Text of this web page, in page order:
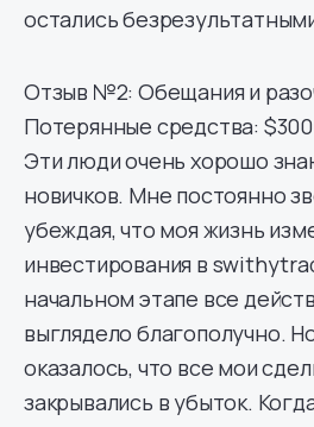
остались
Отзыв №2: Обещания и
Потерянные средства:
Эти люди очень хорошо
новичков. Мне постоянно
убеждая, что моя жизнь
инвестирования в
начальном этапе все
выглядело благополучно.
оказалось, что все мои
закрывались в убыток.